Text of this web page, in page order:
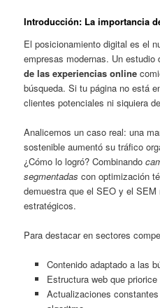
Introducción: La importancia
El posicionamiento digital es el
empresas modernas. Un
de las experiencias online
búsqueda. Si tu página no está
clientes potenciales ni siquiera
Analicemos un caso real: una
sostenible aumentó su tráfico
¿Cómo lo logró? Combinando
segmentadas con optimización
demuestra que el SEO y el
estratégicos.
Para destacar en sectores
Contenido adaptado a las
Estructura web que
Actualizaciones